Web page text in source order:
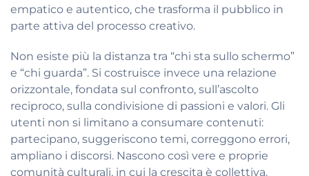
empatico e autentico, che trasforma il pubblico in
parte attiva del processo creativo.
Non esiste più la distanza tra “chi sta sullo schermo”
e “chi guarda”. Si costruisce invece una relazione
orizzontale, fondata sul confronto, sull’ascolto
reciproco, sulla condivisione di passioni e valori. Gli
utenti non si limitano a consumare contenuti:
partecipano, suggeriscono temi, correggono errori,
ampliano i discorsi. Nascono così vere e proprie
comunità culturali, in cui la crescita è collettiva.